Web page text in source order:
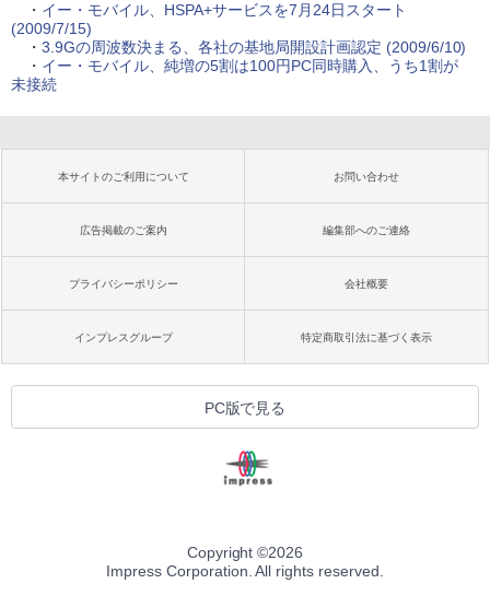
・ イー・モバイル、HSPA+サービスを7月24日スタート
(2009/7/15)
・ 3.9Gの周波数決まる、各社の基地局開設計画認定 (2009/6/10)
・ イー・モバイル、純増の5割は100円PC同時購入、うち1割が
未接続
本サイトのご利用について お問い合わせ
広告掲載のご案内 編集部へのご連絡
プライバシーポリシー 会社概要
インプレスグループ 特定商取引法に基づく表示
PC版で見る
Copyright ©2026
Impress Corporation. All rights reserved.